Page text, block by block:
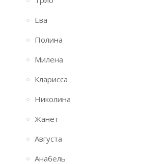
Ева
Полина
Милена
Кларисса
Николина
Жанет
Августа
Анабель